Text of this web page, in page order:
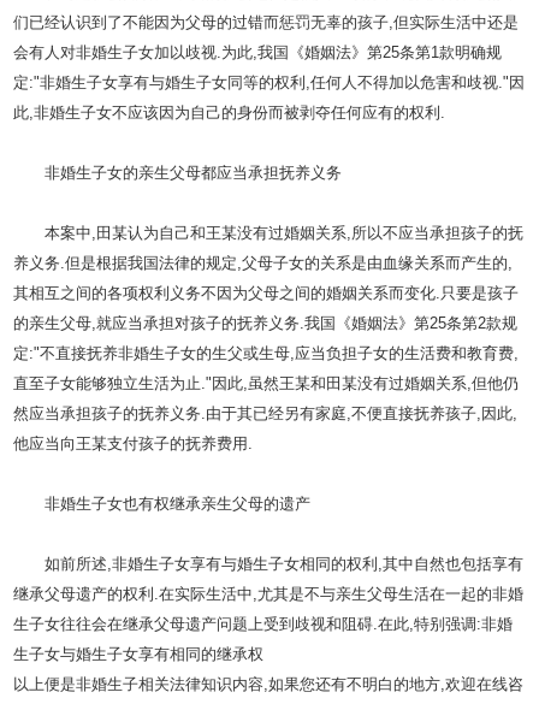
们已经认识到了不能因为父母的过错而惩罚无辜的孩子,但实际生活中还是
会有人对非婚生子女加以歧视.为此,我国《婚姻法》第25条第1款明确规
定:"非婚生子女享有与婚生子女同等的权利,任何人不得加以危害和歧视."因
此,非婚生子女不应该因为自己的身份而被剥夺任何应有的权利.
非婚生子女的亲生父母都应当承担抚养义务
本案中,田某认为自己和王某没有过婚姻关系,所以不应当承担孩子的抚
养义务.但是根据我国法律的规定,父母子女的关系是由血缘关系而产生的,
其相互之间的各项权利义务不因为父母之间的婚姻关系而变化.只要是孩子
的亲生父母,就应当承担对孩子的抚养义务.我国《婚姻法》第25条第2款规
定:"不直接抚养非婚生子女的生父或生母,应当负担子女的生活费和教育费,
直至子女能够独立生活为止."因此,虽然王某和田某没有过婚姻关系,但他仍
然应当承担孩子的抚养义务.由于其已经另有家庭,不便直接抚养孩子,因此,
他应当向王某支付孩子的抚养费用.
非婚生子女也有权继承亲生父母的遗产
如前所述,非婚生子女享有与婚生子女相同的权利,其中自然也包括享有
继承父母遗产的权利.在实际生活中,尤其是不与亲生父母生活在一起的非婚
生子女往往会在继承父母遗产问题上受到歧视和阻碍.在此,特别强调:非婚
生子女与婚生子女享有相同的继承权
以上便是非婚生子相关法律知识内容,如果您还有不明白的地方,欢迎在线咨